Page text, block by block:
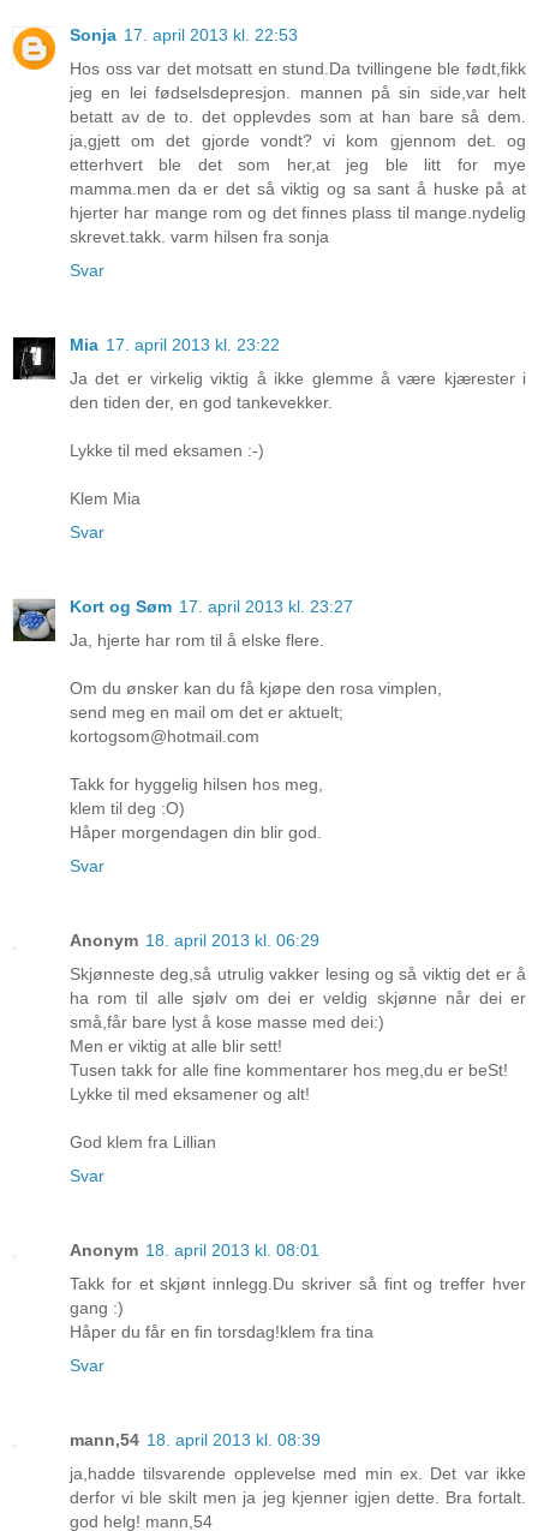
Sonja 17. april 2013 kl. 22:53
Hos oss var det motsatt en stund.Da tvillingene ble født,fikk
jeg en lei fødselsdepresjon. mannen på sin side,var helt
betatt av de to. det opplevdes som at han bare så dem.
ja,gjett om det gjorde vondt? vi kom gjennom det. og
etterhvert ble det som her,at jeg ble litt for mye
mamma.men da er det så viktig og sa sant å huske på at
hjerter har mange rom og det finnes plass til mange.nydelig
skrevet.takk. varm hilsen fra sonja
Svar
Mia 17. april 2013 kl. 23:22
Ja det er virkelig viktig å ikke glemme å være kjærester i
den tiden der, en god tankevekker.
Lykke til med eksamen :-)
Klem Mia
Svar
Kort og Søm 17. april 2013 kl. 23:27
Ja, hjerte har rom til å elske flere.
Om du ønsker kan du få kjøpe den rosa vimplen,
send meg en mail om det er aktuelt;
kortogsom@hotmail.com
Takk for hyggelig hilsen hos meg,
klem til deg :O)
Håper morgendagen din blir god.
Svar
Anonym 18. april 2013 kl. 06:29
Skjønneste deg,så utrulig vakker lesing og så viktig det er å
ha rom til alle sjølv om dei er veldig skjønne når dei er
små,får bare lyst å kose masse med dei:)
Men er viktig at alle blir sett!
Tusen takk for alle fine kommentarer hos meg,du er beSt!
Lykke til med eksamener og alt!
God klem fra Lillian
Svar
Anonym 18. april 2013 kl. 08:01
Takk for et skjønt innlegg.Du skriver så fint og treffer hver
gang :)
Håper du får en fin torsdag!klem fra tina
Svar
mann,54 18. april 2013 kl. 08:39
ja,hadde tilsvarende opplevelse med min ex. Det var ikke
derfor vi ble skilt men ja jeg kjenner igjen dette. Bra fortalt.
god helg! mann,54